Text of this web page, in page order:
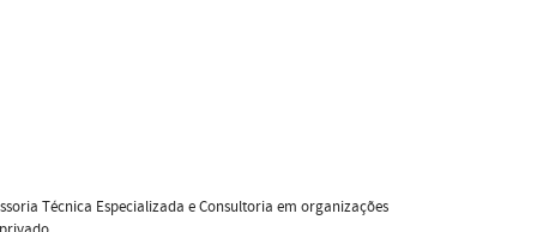
Técnica Especializada e Consultoria em organizações